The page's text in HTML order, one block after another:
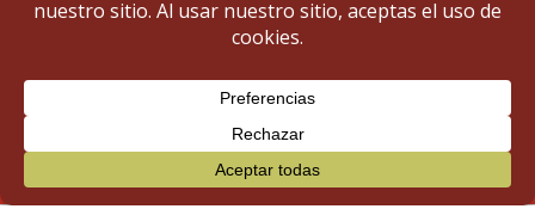
Portal de Transparencia | Diputación de Badajoz